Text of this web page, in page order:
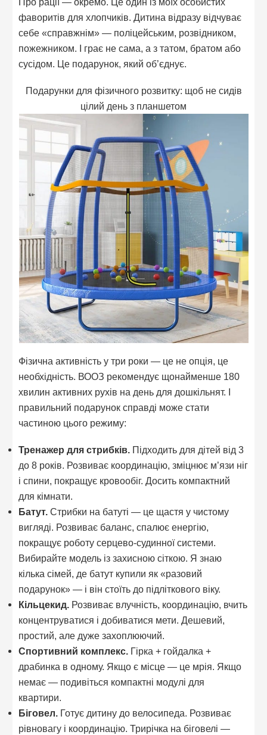
фаворитів для хлопчиків. Дитина відразу відчуває
себе «справжнім» — поліцейським, розвідником,
пожежником. І грає не сама, а з татом, братом або
сусідом. Це подарунок, який об’єднує.
Подарунки для фізичного розвитку: щоб не сидів
цілий день з планшетом
Фізична активність у три роки — це не опція, це
необхідність. ВООЗ рекомендує щонайменше 180
хвилин активних рухів на день для дошкільнят. І
правильний подарунок справді може стати
частиною цього режиму:
Тренажер для стрибків. Підходить для дітей від 3
до 8 років. Розвиває координацію, зміцнює м’язи ніг
і спини, покращує кровообіг. Досить компактний
для кімнати.
Батут. Стрибки на батуті — це щастя у чистому
вигляді. Розвиває баланс, спалює енергію,
покращує роботу серцево-судинної системи.
Вибирайте модель із захисною сіткою. Я знаю
кілька сімей, де батут купили як «разовий
подарунок» — і він стоїть до підліткового віку.
Кільцекид. Розвиває влучність, координацію, вчить
концентруватися і добиватися мети. Дешевий,
простий, але дуже захоплюючий.
Спортивний комплекс. Гірка + гойдалка +
драбинка в одному. Якщо є місце — це мрія. Якщо
немає — подивіться компактні модулі для
квартири.
Біговел. Готує дитину до велосипеда. Розвиває
рівновагу і координацію. Трирічка на біговелі —